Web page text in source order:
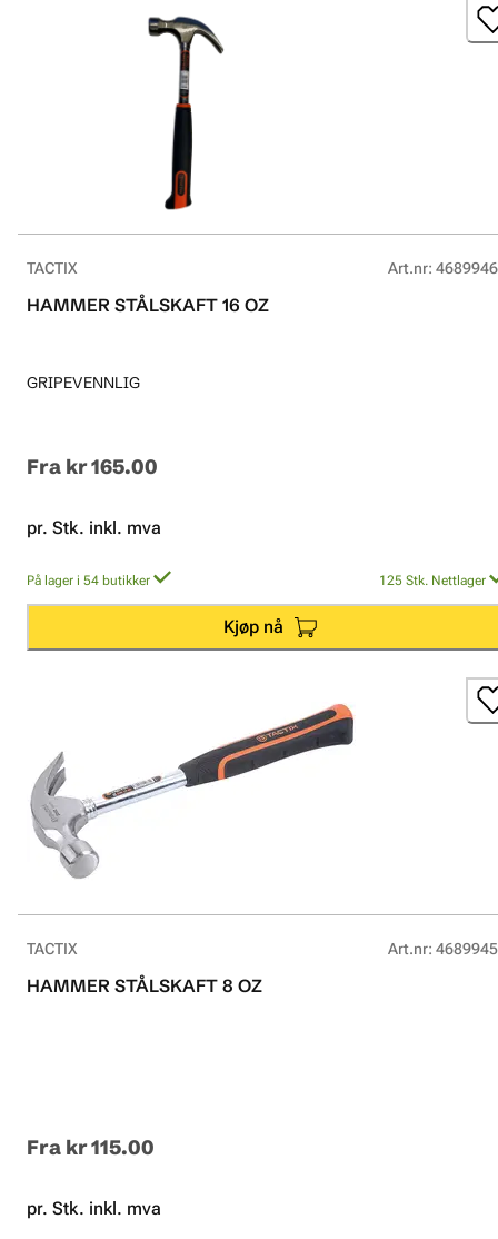
TACTIX Art.nr:
HAMMER STÅLSKAFT 16 OZ
GRIPEVENNLIG
Fra kr 165.00
pr. Stk. inkl. mva
På lager i 54 butikker 125 Stk. Nettlager
Kjøp nå
TACTIX Art.nr:
HAMMER STÅLSKAFT 8 OZ
Fra kr 115.00
pr. Stk. inkl. mva